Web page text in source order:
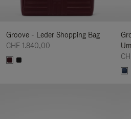
Groove - Leder Shopping Bag
CHF 1.840,00